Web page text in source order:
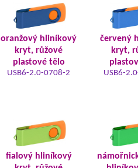
oranžový hliníkový
kryt, růžové
plastové tělo
USB6-2.0-0708-2
červený
kryt,
USB6-
fialový hliníkový